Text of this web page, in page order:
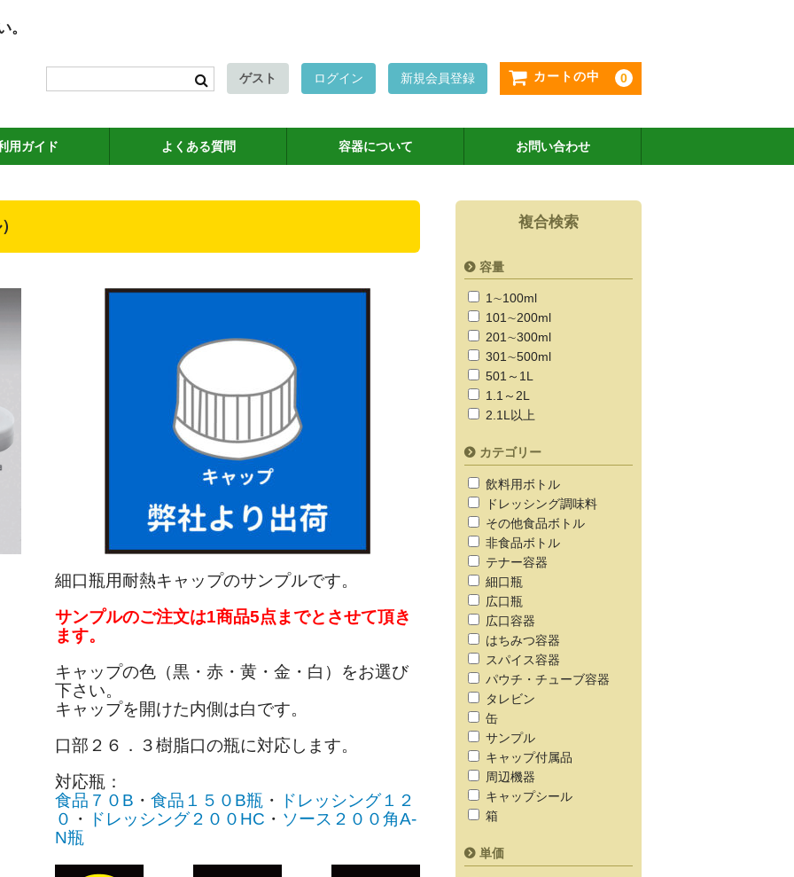
。
ゲスト ログイン 新規会員登録 カートの中 0
用ガイド よくある質問 容器について お問い合わせ
細口瓶用耐熱キャップのサンプルです。
サンプルのご注文は1商品5点までとさせて頂き
ます。
キャップの色（黒・赤・黄・金・白）をお選び
下さい。
キャップを開けた内側は白です。
口部２６．３樹脂口の瓶に対応します。
対応瓶：
食品７０B ・ 食品１５０B瓶 ・
ドレッシング１２
０ ・ ドレッシング２００HC ・ ソース２００角A-
N瓶
複合検索
容量
1∼100ml
101∼200ml
201∼300ml
301∼500ml
501～1L
1.1～2L
2.1L以上
カテゴリー
飲料用ボトル
ドレッシング調味料
その他食品ボトル
非食品ボトル
テナー容器
細口瓶
広口瓶
広口容器
はちみつ容器
スパイス容器
パウチ・チューブ容器
タレビン
缶
サンプル
キャップ付属品
周辺機器
キャップシール
箱
単価